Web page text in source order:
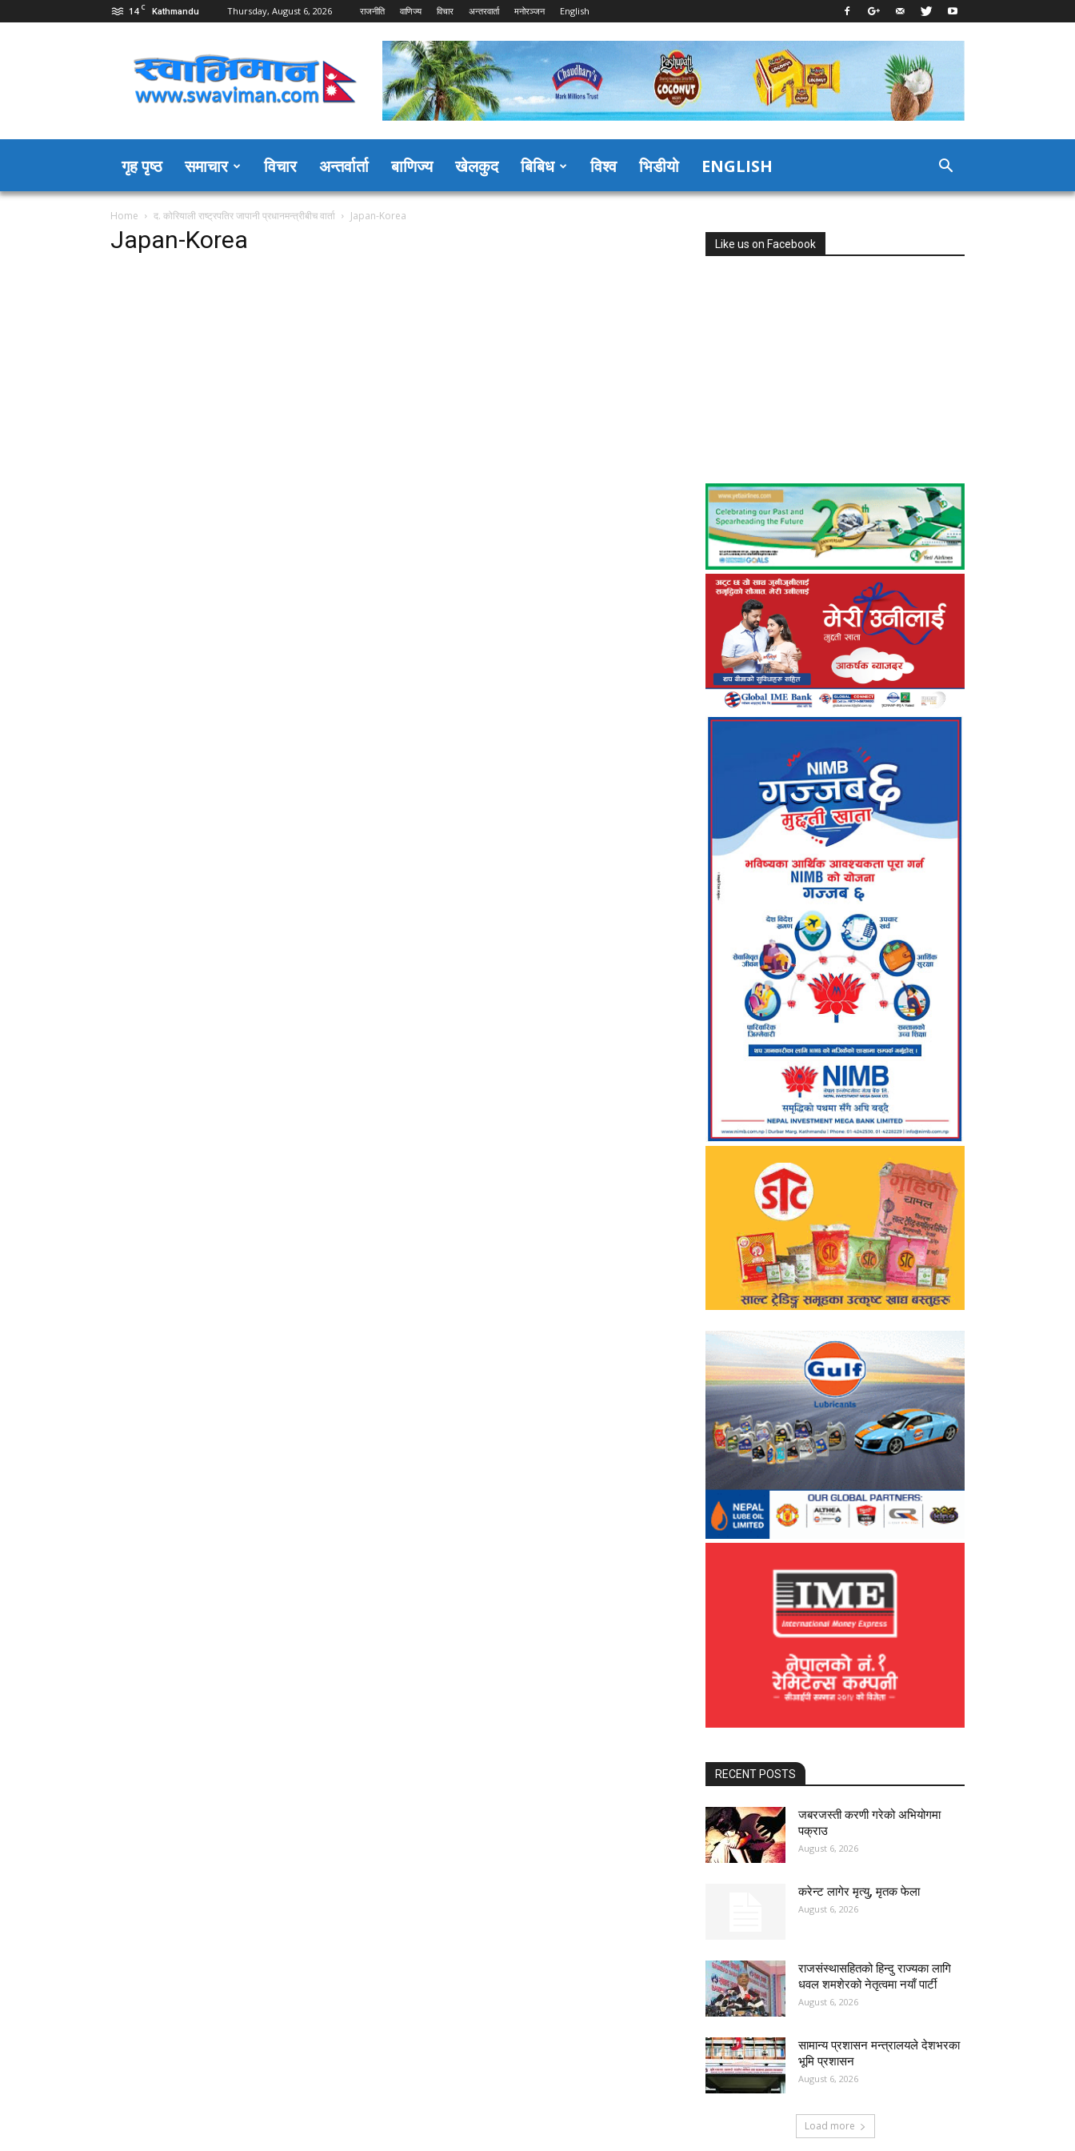
14 C Kathmandu Thursday, August 6, 2026 राजनीति वाणिज्य विचार अन्तरवार्ता मनोरञ्जन English
Swaviman
Nepal
गृह पृष्ठ समाचार विचार अन्तर्वार्ता बाणिज्य खेलकुद बिबिध विश्व भिडीयो ENGLISH
Home द. कोरियाली राष्ट्रपतिर जापानी प्रधानमन्त्रीबीच वार्ता Japan-Korea
Japan-Korea Like us on Facebook
RECENT POSTS
जबरजस्ती करणी गरेको अभियोगमा
पक्राउ
August 6, 2026
करेन्ट लागेर मृत्यु, मृतक फेला
August 6, 2026
राजसंस्थासहितको हिन्दु राज्यका लागि
धवल शमशेरको नेतृत्वमा नयाँ पार्टी
August 6, 2026
सामान्य प्रशासन मन्त्रालयले देशभरका
भूमि प्रशासन
August 6, 2026
Load more